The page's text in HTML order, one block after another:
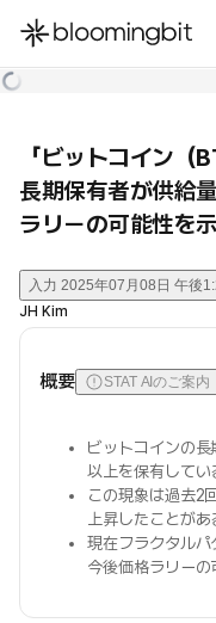
한국어
「ビットコイン（
長期保有者が供給
ラリーの可能性を示
入力 2025年07月08日 午後
JH Kim
概要 STAT AIのご案内
ビットコインの
以上を保有してい
この現象は過去2
上昇したことがあ
現在フラクタルパ
今後価格ラリーの